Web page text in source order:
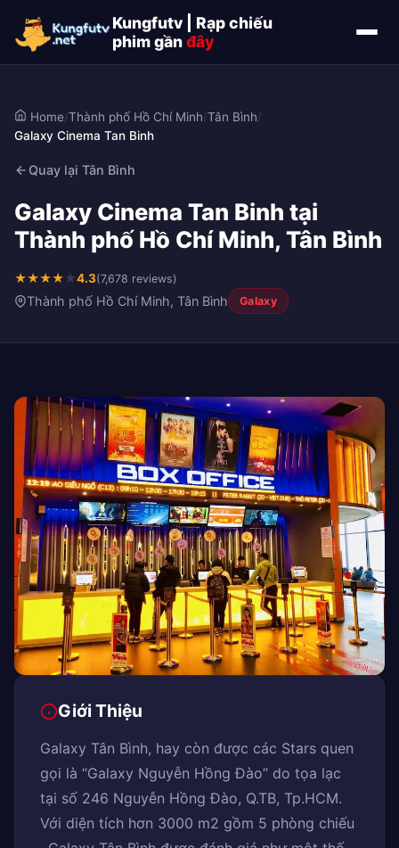
Kungfutv | Rạp chiếu
phim gầnđây
Home/Thành phố Hồ Chí Minh/Tân Bình/
Galaxy Cinema Tan Binh
Quay lại Tân Bình
Galaxy Cinema Tan Binh tại
Thành phố Hồ Chí Minh, Tân Bình
★★★★★4.3(7,678 reviews)
Thành phố Hồ Chí Minh, Tân Bình Galaxy
Giới Thiệu
Galaxy Tân Bình, hay còn được các Stars quen
gọi là “Galaxy Nguyễn Hồng Đào” do tọa lạc
tại số 246 Nguyễn Hồng Đào, Q.TB, Tp.HCM.
Với diện tích hơn 3000 m2 gồm 5 phòng chiếu